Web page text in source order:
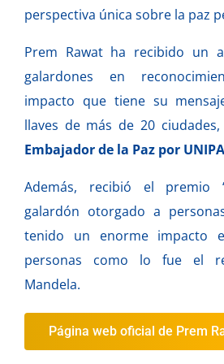
perspectiva única sobre la paz
Prem Rawat ha recibido un
galardones en
impacto que tiene su
llaves de más de 20
Embajador de la Paz por
Además, recibió el premio
galardón otorgado a
tenido un enorme impacto
personas como lo fue el
Mandela.
Página web oficial de Prem